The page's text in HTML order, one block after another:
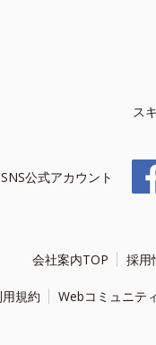
ス
公式アカウント
会社案内TOP 採用
規約 Webコミュニテ